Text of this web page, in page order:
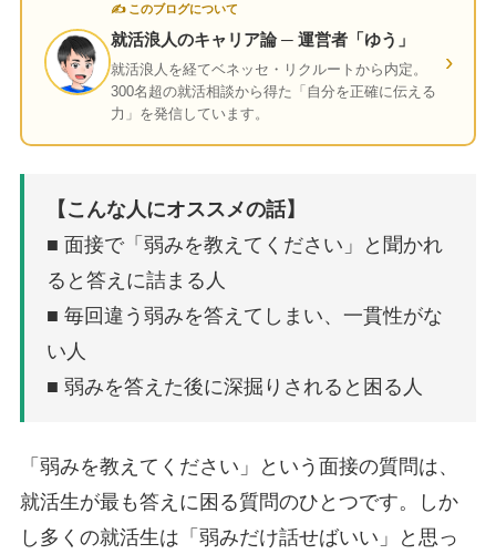
✍ このブログについて
就活浪人のキャリア論 ─ 運営者「ゆう」
就活浪人を経てベネッセ・リクルートから内定。
300名超の就活相談から得た「自分を正確に伝える
力」を発信しています。
›
【こんな人にオススメの話】
■ 面接で「弱みを教えてください」と聞かれ
ると答えに詰まる人
■ 毎回違う弱みを答えてしまい、一貫性がな
い人
■ 弱みを答えた後に深掘りされると困る人
「弱みを教えてください」という面接の質問は、
就活生が最も答えに困る質問のひとつです。しか
し多くの就活生は「弱みだけ話せばいい」と思っ